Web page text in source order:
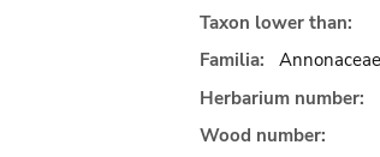
Taxon lower than:
Familia:
Annonaceae
Herbarium number:
Wood number: